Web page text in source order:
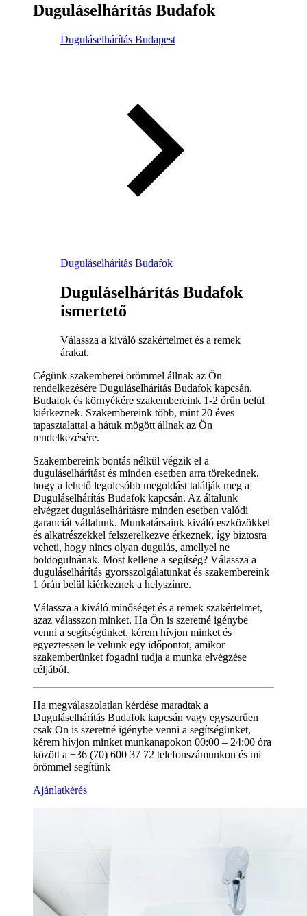
Duguláselhárítás Budafok
Duguláselhárítás Budapest
Duguláselhárítás Budafok
Duguláselhárítás Budafok
ismertető
Válassza a kiváló szakértelmet és a remek
árakat.
Cégünk szakemberei örömmel állnak az Ön
rendelkezésére Duguláselhárítás Budafok kapcsán.
Budafok és környékére szakembereink 1-2 órűn belül
kiérkeznek. Szakembereink több, mint 20 éves
tapasztalattal a hátuk mögött állnak az Ön
rendelkezésére.
Szakembereink bontás nélkül végzik el a
duguláselhárítást és minden esetben arra törekednek,
hogy a lehető legolcsóbb megoldást találják meg a
Duguláselhárítás Budafok kapcsán. Az általunk
elvégzet duguláselhárításre minden esetben valódi
garanciát vállalunk. Munkatársaink kiváló eszközökkel
és alkatrészekkel felszerelkezve érkeznek, így biztosra
veheti, hogy nincs olyan dugulás, amellyel ne
boldogulnának. Most kellene a segítség? Válassza a
duguláselhárítás gyorsszolgálatunkat és szakembereink
1 órán belül kiérkeznek a helyszínre.
Válassza a kiváló minőséget és a remek szakértelmet,
azaz válasszon minket. Ha Ön is szeretné igénybe
venni a segítségünket, kérem hívjon minket és
egyeztessen le velünk egy időpontot, amikor
szakemberünket fogadni tudja a munka elvégzése
céljából.
Ha megválaszolatlan kérdése maradtak a
Duguláselhárítás Budafok kapcsán vagy egyszerűen
csak Ön is szeretné igénybe venni a segítségünket,
kérem hívjon minket munkanapokon 00:00 – 24:00 óra
között a +36 (70) 600 37 72 telefonszámunkon és mi
örömmel segítünk
Ajánlatkérés